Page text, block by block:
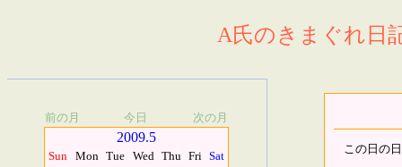
A氏のきまぐれ日
前の月 今日 次の月
2009.5
Sun Mon Tue Wed Thu Fri Sat
この日の